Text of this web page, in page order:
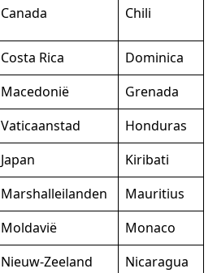
Canada Chili
Costa Rica
Dominica
Macedonië
Grenada
Vaticaanstad
Honduras
Japan
Kiribati
Marshalleilanden
Mauritius
Moldavië
Monaco
Nieuw-Zeeland
Nicaragua